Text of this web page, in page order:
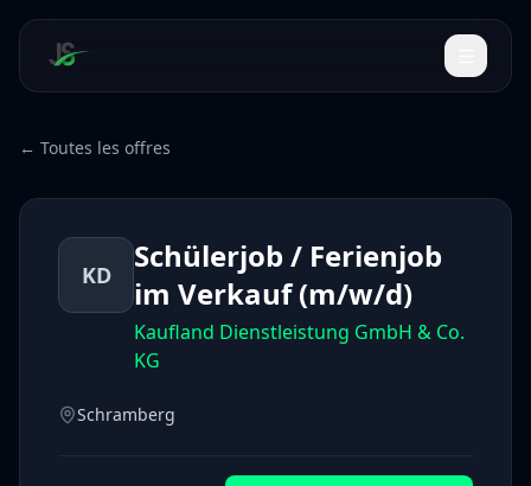
← Toutes les offres
KD
Schülerjob / Ferienjob
im Verkauf (m/w/d)
Kaufland Dienstleistung GmbH & Co.
KG
Schramberg